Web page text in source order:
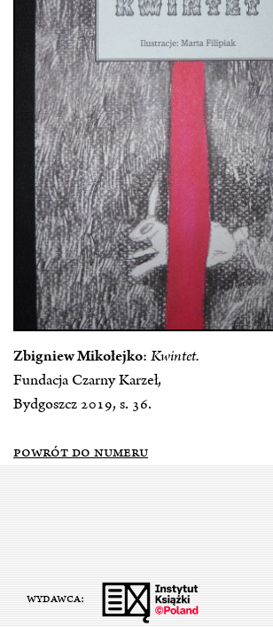
Zbigniew Mikołejko: Kwintet.
Fundacja Czarny Karzeł,
Bydgoszcz 2019, s. 36.
POWRÓT DO NUMERU
WYDAWCA: